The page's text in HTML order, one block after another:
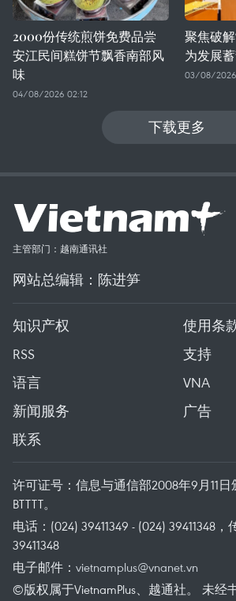
2000份传统煎饼免费品尝
安江民间糕饼节飘香南部风
味
04/08/2026 02:12
聚焦破
为发展
03/08/2026
下载更多
主管部门：越南通讯社
网站总编辑：陈进笋
知识产权
使用条
RSS
支持
语言
VNA
新闻服务
广告
联系
许可证号：信息与通信部2008年9月11日
BTTTT。
电话：(024) 39411349 - (024) 39411348，
39411348
电子邮件： vietnamplus@vnanet.vn
©版权属于VietnamPlus、越通社。 未经